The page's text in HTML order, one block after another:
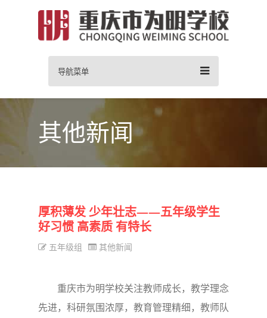
导航菜单
其他新闻
厚积薄发 少年壮志——五年级学生
好习惯 高素质 有特长
五年级组 其他新闻
重庆市为明学校关注教师成长，教学理念
先进，科研氛围浓厚，教育管理精细，教师队